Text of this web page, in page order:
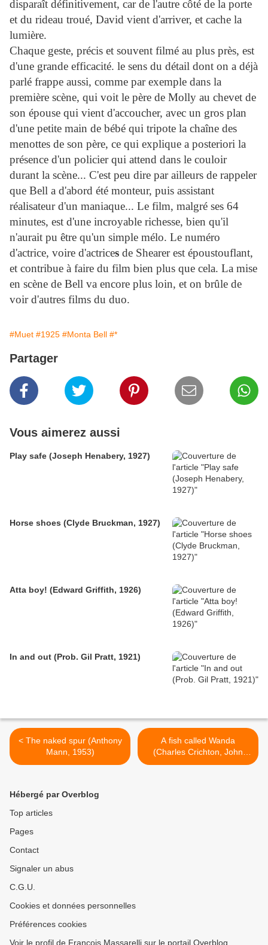
disparaît définitivement, car de l'autre côté de la porte
et du rideau troué, David vient d'arriver, et cache la
lumière.
Chaque geste, précis et souvent filmé au plus près, est
d'une grande efficacité. le sens du détail dont on a déjà
parlé frappe aussi, comme par exemple dans la
première scène, qui voit le père de Molly au chevet de
son épouse qui vient d'accoucher, avec un gros plan
d'une petite main de bébé qui tripote la chaîne des
menottes de son père, ce qui explique a posteriori la
présence d'un policier qui attend dans le couloir
durant la scène... C'est peu dire par ailleurs de rappeler
que Bell a d'abord été monteur, puis assistant
réalisateur d'un maniaque... Le film, malgré ses 64
minutes, est d'une incroyable richesse, bien qu'il
n'aurait pu être qu'un simple mélo. Le numéro
d'actrice, voire d'actrices de Shearer est époustouflant,
et contribue à faire du film bien plus que cela. La mise
en scène de Bell va encore plus loin, et on brûle de
voir d'autres films du duo.
#Muet #1925 #Monta Bell #*
Partager
Vous aimerez aussi
Play safe (Joseph Henabery, 1927)
Horse shoes (Clyde Bruckman, 1927)
Atta boy! (Edward Griffith, 1926)
In and out (Prob. Gil Pratt, 1921)
< The naked spur (Anthony
Mann, 1953)
A fish called Wanda
(Charles Crichton, John
Cleese, 1988) >
Hébergé par Overblog
Top articles
Pages
Contact
Signaler un abus
C.G.U.
Cookies et données personnelles
Préférences cookies
Voir le profil de François Massarelli sur le portail Overblog